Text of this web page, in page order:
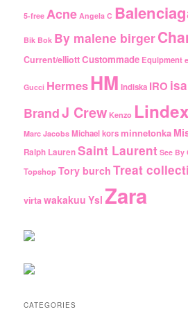
5-free Acne Angela C
Bik Bok By malene birger
Current/elliottCustommade Equipment
Gucci HermesHM Indiska IRO
BrandJ Crew Kenzo Lindex
Marc Jacobs Michael korsminnetonka
Ralph LaurenSaint Laurent See By
TopshopTory burch Treat
virtawakakuu Ysl Zara
CATEGORIES